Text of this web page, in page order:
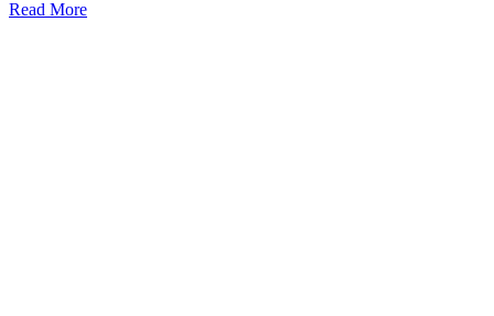
Read More